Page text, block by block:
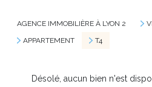
AGENCE IMMOBILIÈRE À LYON 2
APPARTEMENT
T4
Désolé, aucun bien n'est